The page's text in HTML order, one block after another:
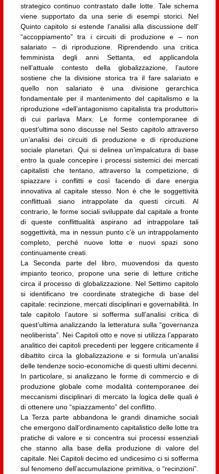
strategico continuo contrastato dalle lotte. Tale schema
viene supportato da una serie di esempi storici. Nel
Quinto capitolo si estende l’analisi alla discussione dell’
“accoppiamento” tra i circuiti di produzione e – non
salariato – di riproduzione. Riprendendo una critica
femminista degli anni Settanta, ed applicandola
nell’attuale contesto della globalizzazione, l’autore
sostiene che la divisione storica tra il fare salariato e
quello non salariato è una divisione gerarchica
fondamentale per il mantenimento del capitalismo e la
riproduzione «dell’antagonismo capitalista tra produttori»
di cui parlava Marx. Le forme contemporanee di
quest’ultima sono discusse nel Sesto capitolo attraverso
un’analisi dei circuiti di produzione e di riproduzione
sociale planetari. Qui si delinea un’impalcatura di base
entro la quale concepire i processi sistemici dei mercati
capitalisti che tentano, attraverso la competizione, di
spiazzare i conflitti e così facendo di dare energia
innovativa al capitale stesso. Non è che le soggettività
conflittuali siano intrappolate da questi circuiti. Al
contrario, le forme sociali sviluppate dal capitale a fronte
di queste conflittualità aspirano ad intrappolare tali
soggettività, ma in nessun punto c’è un intrappolamento
completo, perché nuove lotte e nuovi spazi sono
continuamente creati.
La Seconda parte del libro, muovendosi da questo
impianto teorico, propone una serie di letture critiche
circa il processo di globalizzazione. Nel Settimo capitolo
si identificano tre coordinate strategiche di base del
capitale: recinzione, mercati disciplinari e governabilità. In
tale capitolo l’autore si sofferma sull’analisi critica di
quest’ultima analizzando la letteratura sulla “governanza
neoliberista”. Nei Capitoli otto e nove si utilizza l’apparato
analitico dei capitoli precedenti per leggere criticamente il
dibattito circa la globalizzazione e si formula un’analisi
delle tendenze socio-economiche di questi ultimi decenni.
In particolare, si analizzano le forme di commercio e di
produzione globale come modalità contemporanee dei
meccanismi disciplinari di mercato la logica delle quali è
di ottenere uno “spiazzamento” del conflitto.
La Terza parte abbandona le grandi dinamiche sociali
che emergono dall’ordinamento capitalistico delle lotte tra
pratiche di valore e si concentra sui processi essenziali
che stanno alla base della produzione di valore del
capitale. Nei Capitoli decimo ed undicesimo ci si sofferma
sul fenomeno dell’accumulazione primitiva, o “recinzioni”.